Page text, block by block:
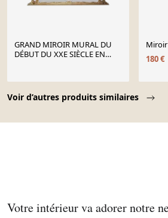
Voir d’autres produits similaires
GRAND MIROIR MURAL DU
DÉBUT DU XXE SIÈCLE EN
180 €
Votre intérieur va adorer notre